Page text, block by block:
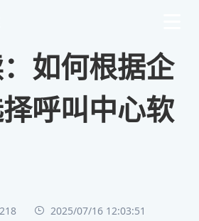
如何根据企
呼叫中心软
2025/07/16 12:03:51